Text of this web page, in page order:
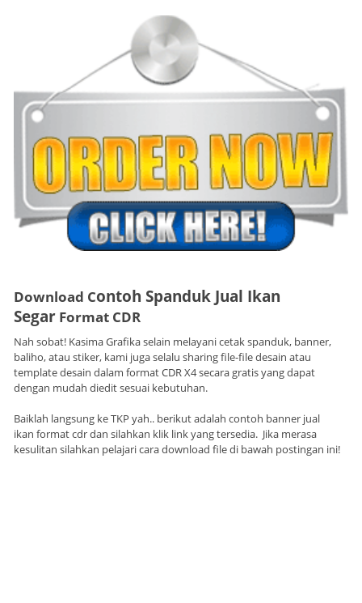
Download Contoh Spanduk Jual Ikan
Segar Format CDR
Nah sobat! Kasima Grafika selain melayani cetak spanduk, banner,
baliho, atau stiker, kami juga selalu sharing file-file desain atau
template desain dalam format CDR X4 secara gratis yang dapat
dengan mudah diedit sesuai kebutuhan.
Baiklah langsung ke TKP yah.. berikut adalah contoh banner jual
ikan format cdr dan silahkan klik link yang tersedia. Jika merasa
kesulitan silahkan pelajari cara download file di bawah postingan ini!